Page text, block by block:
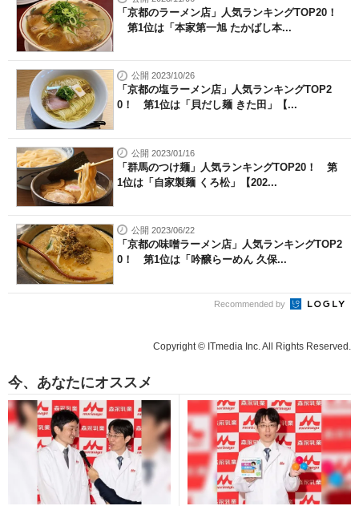
「京都のラーメン店」人気ランキングTOP20！
第1位は「本家第一旭 たかばし本...
公開 2023/10/26
「京都の塩ラーメン店」人気ランキングTOP2
0！ 第1位は「貝だし麺 きた田」【...
公開 2023/01/16
「群馬のつけ麺」人気ランキングTOP20！ 第
1位は「自家製麺 くろ松」【202...
公開 2023/06/22
「京都の味噌ラーメン店」人気ランキングTOP2
0！ 第1位は「吟醸らーめん 久保...
Recommended by
Copyright © ITmedia Inc. All Rights Reserved.
今、あなたにオススメ